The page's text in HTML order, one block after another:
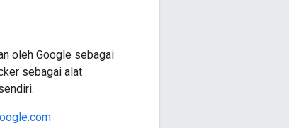
oleh Google sebagai
sebagai alat